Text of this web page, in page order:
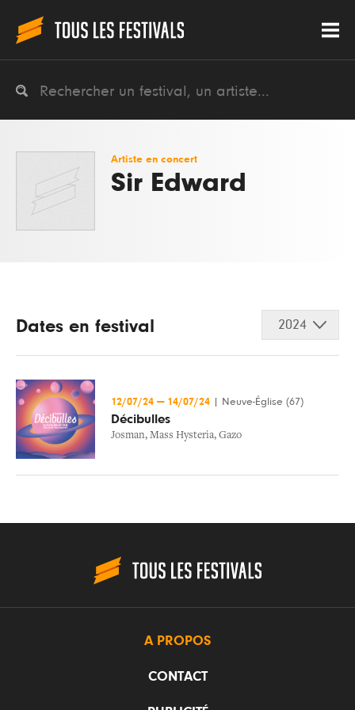
Artiste en concert
Sir Edward
Dates en festival 2024
12/07/24 — 14/07/24 Neuve-Église (67)
Décibulles
Josman, Mass Hysteria, Gazo
A PROPOS
CONTACT